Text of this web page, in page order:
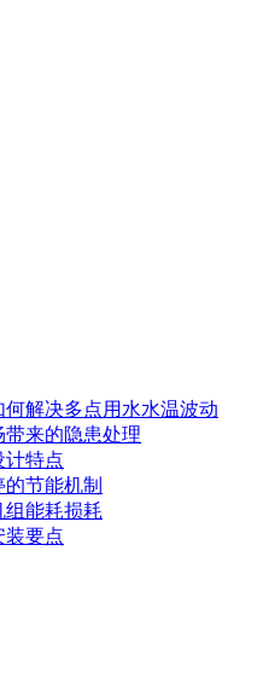
解决多点用水水温波动
来的隐患处理
计特点
节能机制
组能耗损耗
装要点